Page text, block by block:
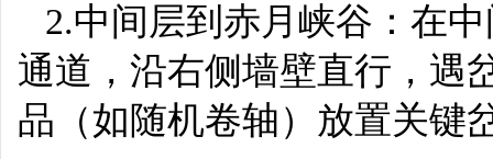
2.中间层到赤月峡谷：在
通道，沿右侧墙壁直行，遇
品（如随机卷轴）放置关键